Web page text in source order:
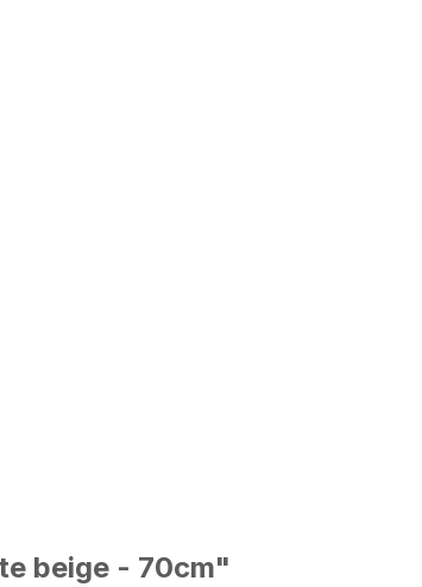
beige - 70cm"